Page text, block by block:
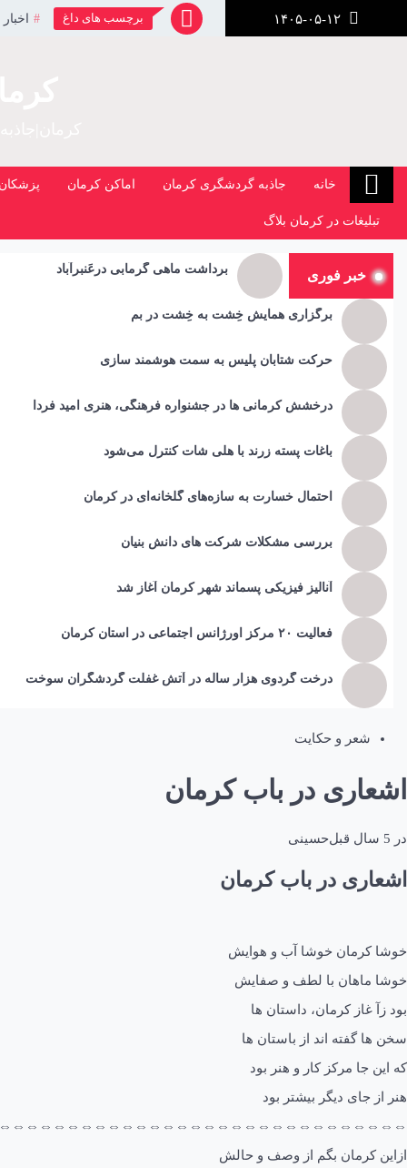
برچسب های داغ
خانه جاذبه گردشگری کرمان اماکن کرمان
تبلیغات در کرمان بلاگ
خبر فوری برداشت ماهی گرمابی درعَنبرآباد
برگزاری همایش خِشت به خِشت در بم
حرکت شتابان پلیس به سمت هوشمند سازی
درخشش کرمانی ها در جشنواره فرهنگی، هنری امید فردا
باغات پسته زرند با هلی شات کنترل می‌شود
احتمال خسارت به ساز‌ه‌های گلخانه‌ای در کرمان
بررسی مشکلات شرکت های دانش بنیان
آنالیز فیزیکی پسماند شهر کرمان آغاز شد
فعالیت ۲۰ مرکز اورژانس اجتماعی در استان کرمان
درخت گردوی هزار ساله در آتش غفلت گردشگران سوخت
شعر و حکایت
اشعاری در باب کرمان
در 5 سال قبل حسینی
اشعاری در باب کرمان
خوشا کرمان خوشا آب و هوایش
خوشا ماهان با لطف و صفایش
بود زآ غاز کرمان، داستان ها
سخن ها گفته اند از باستان ها
که این جا مرکز کار و هنر بود
هنر از جای دیگر بیشتر بود
ازاین کرمان بگم از وصف و حالش